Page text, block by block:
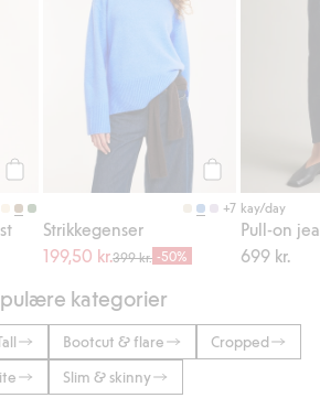
Legg til
+7
Strikkegenser
199,50 kr.399 kr. -50%
kay/day
699 kr.
kategorier
Bootcut & flare
Cropped
Slim & skinny